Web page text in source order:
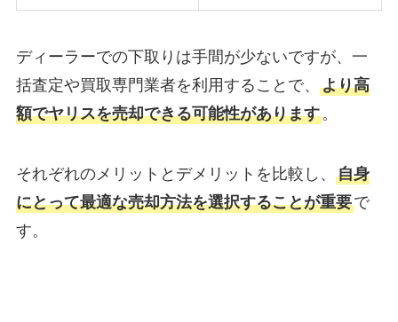
ディーラーでの下取りは手間が少ないですが、一
括査定や買取専門業者を利用することで、 より高
額でヤリスを売却できる可能性があります。
それぞれのメリットとデメリットを比較し、 自身
にとって最適な売却方法を選択することが重要で
す。